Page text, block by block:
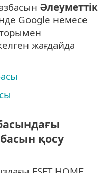
Әлеуметтік
Google немесе
жағдайда
қосу